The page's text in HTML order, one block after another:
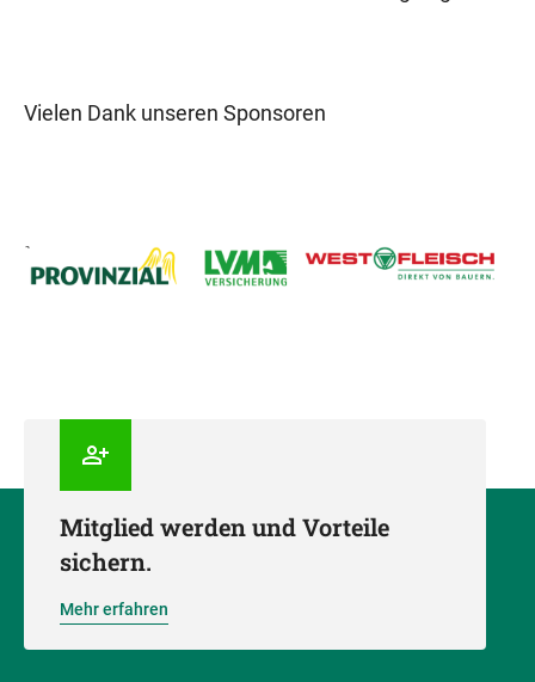
Vielen Dank unseren Sponsoren
Mitglied werden und Vorteile
sichern.
Mehr erfahren